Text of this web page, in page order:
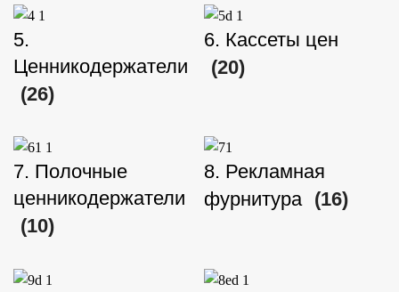
5.
Ценникодержатели
(26)
6. Кассеты цен
(20)
7. Полочные
ценникодержатели
(10)
8. Рекламная
фурнитура (16)